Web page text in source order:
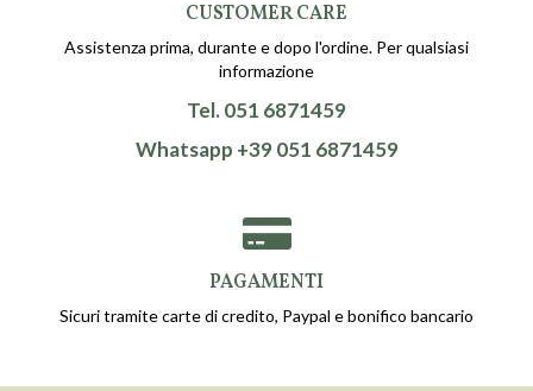
CUSTOMER CARE
Assistenza prima, durante e dopo l'ordine. Per qualsiasi
informazione
Tel. 051 6871459
Whatsapp +39 051 6871459
PAGAMENTI
Sicuri tramite carte di credito, Paypal e bonifico bancario